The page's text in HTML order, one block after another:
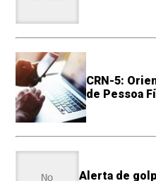
CRN-5:
de Pessoa
Alerta de